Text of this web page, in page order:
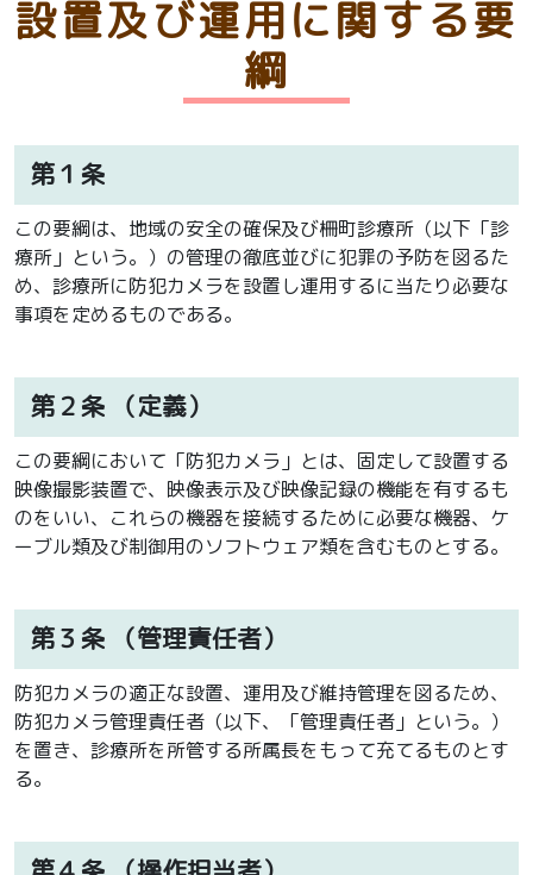
設置及び運用に関する要
綱
第１条
この要綱は、地域の安全の確保及び柵町診療所（以下「診
療所」という。）の管理の徹底並びに犯罪の予防を図るた
め、診療所に防犯カメラを設置し運用するに当たり必要な
事項を定めるものである。
第２条 （定義）
この要綱において「防犯カメラ」とは、固定して設置する
映像撮影装置で、映像表示及び映像記録の機能を有するも
のをいい、これらの機器を接続するために必要な機器、ケ
ーブル類及び制御用のソフトウェア類を含むものとする。
第３条 （管理責任者）
防犯カメラの適正な設置、運用及び維持管理を図るため、
防犯カメラ管理責任者（以下、「管理責任者」という。）
を置き、診療所を所管する所属長をもって充てるものとす
る。